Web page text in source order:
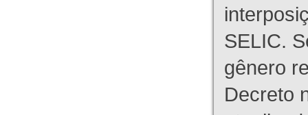
SELIC.
gênero
Decreto